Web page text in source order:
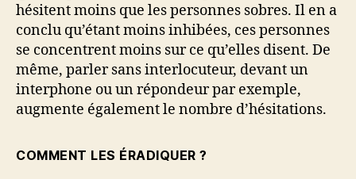
hésitent moins que les personnes sobres. Il en a
conclu qu’étant moins inhibées, ces personnes
se concentrent moins sur ce qu’elles disent. De
même, parler sans interlocuteur, devant un
interphone ou un répondeur par exemple,
augmente également le nombre d’hésitations.
COMMENT LES ÉRADIQUER ?